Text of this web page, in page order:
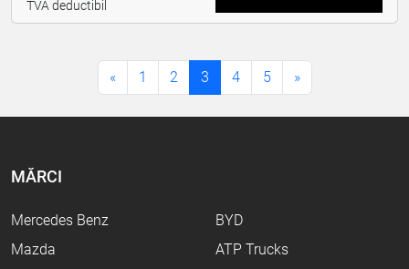
TVA deductibil
« 1 2 3 4 5 »
MĂRCI
Mercedes Benz
Mazda
BYD
ATP Trucks